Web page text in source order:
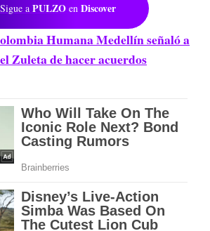
Sigue a PULZO en Discover
Humana Medellín señaló a
Zuleta de hacer acuerdos